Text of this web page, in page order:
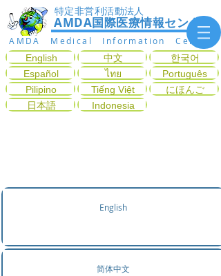
AMDA国際医療情報センター
特定非営利活動法人
AMDA Medical Information Center
English
Español
Pilipino
日本語
中文
ไทย
Tiếng Việt
Indonesia
한국어
Português
にほんご
English
简体中文